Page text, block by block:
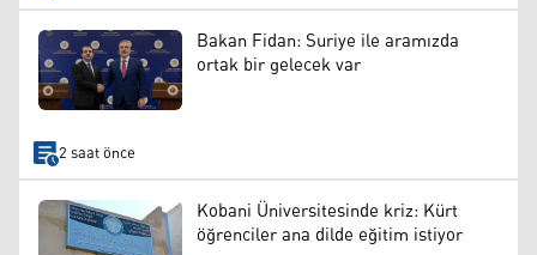
Bakan Fidan: Suriye ile aramızda
ortak bir gelecek var
2 saat önce
Kobani Üniversitesinde kriz: Kürt
öğrenciler ana dilde eğitim istiyor